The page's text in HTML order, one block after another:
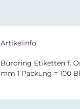
Artikelinfo
Büroring Etiketten f.
mm 1 Packung = 100